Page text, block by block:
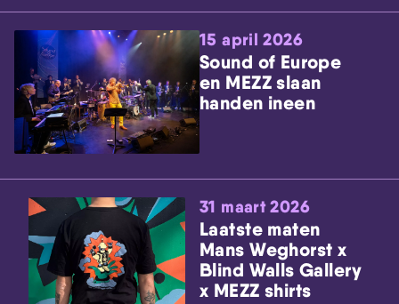
15 april 2026
Sound of Europe
en MEZZ slaan
handen ineen
31 maart 2026
Laatste maten
Mans Weghorst x
Blind Walls Gallery
x MEZZ shirts